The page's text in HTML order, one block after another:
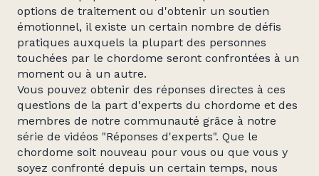
options de traitement ou d'obtenir un soutien
émotionnel, il existe un certain nombre de défis
pratiques auxquels la plupart des personnes
touchées par le chordome seront confrontées à un
moment ou à un autre.
Vous pouvez obtenir des réponses directes à ces
questions de la part d'experts du chordome et des
membres de notre communauté grâce à notre
série de vidéos "Réponses d'experts". Que le
chordome soit nouveau pour vous ou que vous y
soyez confronté depuis un certain temps, nous